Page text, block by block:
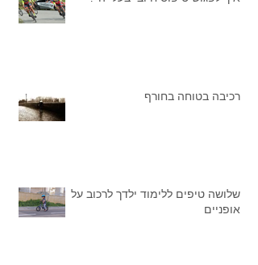
רכיבה בטוחה בחורף
שלושה טיפים ללימוד ילדך לרכוב על
אופניים